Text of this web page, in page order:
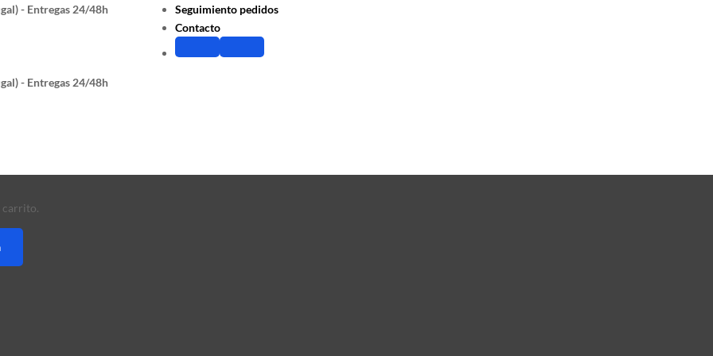
- Entregas 24/48h
Seguimiento pedidos
Contacto
- Entregas 24/48h
carrito.